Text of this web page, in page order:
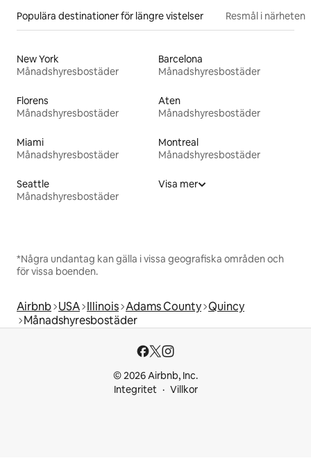
Populära destinationer för längre vistelser Resmål i närheten
New York
Månadshyresbostäder
Barcelona
Månadshyresbostäder
Florens
Månadshyresbostäder
Aten
Månadshyresbostäder
Miami
Månadshyresbostäder
Montreal
Månadshyresbostäder
Seattle
Månadshyresbostäder
Visa mer
*Några undantag kan gälla i vissa geografiska områden och
för vissa boenden.
Airbnb USA Illinois Adams County Quincy
Månadshyresbostäder
© 2026 Airbnb, Inc.
Integritet
Villkor